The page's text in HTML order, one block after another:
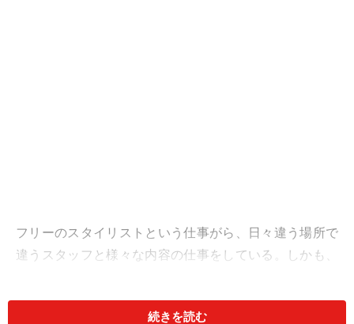
フリーのスタイリストという仕事がら、日々違う場所で
違うスタッフと様々な内容の仕事をしている。しかも、
などの仕事も。はたから見ていると、私は常に忙しく飛
続きを読む